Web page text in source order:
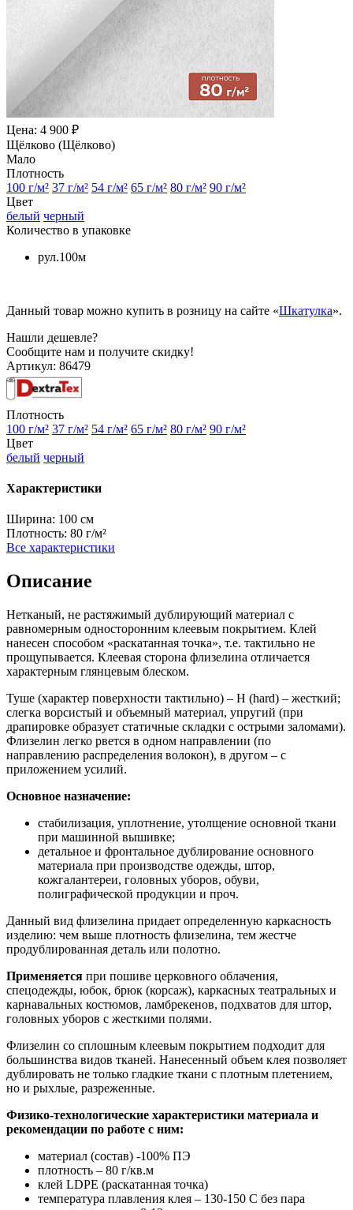
Цена: 4 900 ₽
Щёлково (Щёлково)
Мало
Плотность
100 г/м² 37 г/м² 54 г/м² 65 г/м² 80 г/м² 90 г/м²
Цвет
белый черный
Количество в упаковке
рул.100м
Данный товар можно купить в розницу на сайте «Шкатулка».
Нашли дешевле?
Сообщите нам и получите скидку!
Артикул: 86479
Плотность
100 г/м² 37 г/м² 54 г/м² 65 г/м² 80 г/м² 90 г/м²
Цвет
белый черный
Характеристики
Ширина: 100 см
Плотность: 80 г/м²
Все характеристики
Описание
Нетканый, не растяжимый дублирующий материал с
равномерным односторонним клеевым покрытием. Клей
нанесен способом «раскатанная точка», т.е. тактильно не
прощупывается. Клеевая сторона флизелина отличается
характерным глянцевым блеском.
Туше (характер поверхности тактильно) – H (hard) – жесткий;
слегка ворсистый и объемный материал, упругий (при
драпировке образует статичные складки с острыми заломами).
Флизелин легко рвется в одном направлении (по
направлению распределения волокон), в другом – с
приложением усилий.
Основное назначение:
стабилизация, уплотнение, утолщение основной ткани
при машинной вышивке;
детальное и фронтальное дублирование основного
материала при производстве одежды, штор,
кожгалантереи, головных уборов, обуви,
полиграфической продукции и проч.
Данный вид флизелина придает определенную каркасность
изделию: чем выше плотность флизелина, тем жестче
продублированная деталь или полотно.
Применяется при пошиве церковного облачения,
спецодежды, юбок, брюк (корсаж), каркасных театральных и
карнавальных костюмов, ламбрекенов, подхватов для штор,
головных уборов с жесткими полями.
Флизелин со сплошным клеевым покрытием подходит для
большинства видов тканей. Нанесенный объем клея позволяет
дублировать не только гладкие ткани с плотным плетением,
но и рыхлые, разреженные.
Физико-технологические характеристики материала и
рекомендации по работе с ним:
материал (состав) -100% ПЭ
плотность – 80 г/кв.м
клей LDPE (раскатанная точка)
температура плавления клея – 130-150 C без пара